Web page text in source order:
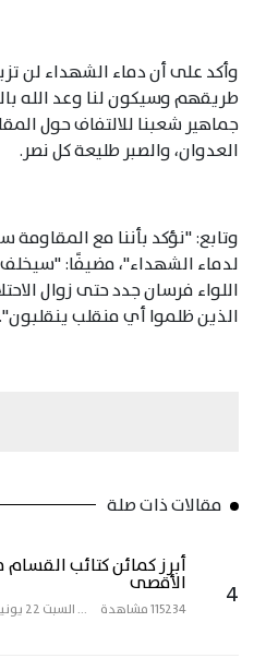
وأكد على أن دماء الشهداء لن
طريقهم وسيكون لنا وعد الله
جماهير شعبنا للالتفاف حول
العدوان، والصبر طليعة كل نصر.
وتابع: "نؤكد بأننا مع المقاومة
لدماء الشهداء"، مضيفًا:
اللواء فرسان جدد حتى زوال
الذين ظلموا أي منقلب ينقلبون".
مقالات ذات صلة
4
أبرز كمائن كتائب
الأقصى
115234 مشاهدة ...السبت 22 يونيو, 2024